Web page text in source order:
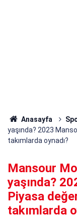
Anasayfa
yaşında? 2023
takımlarda oynadı?
Mansour
yaşında?
Piyasa
takımlarda